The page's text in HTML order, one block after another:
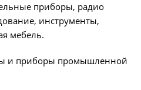
приборы, радио
инструменты,
мебель.
и приборы промышленной